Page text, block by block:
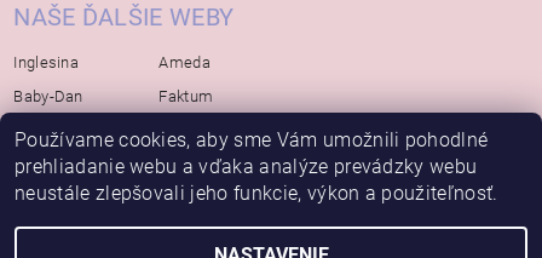
NAŠE ĎALŠIE WEBY
Inglesina
Baby-Dan
Rialto
Bébé-Jou
Avova
Ameda
Faktum
Koelstra
Bambino-Mio
Používame cookies, aby sme Vám umožnili pohodlné
prehliadanie webu a vďaka analýze prevádzky webu
neustále zlepšovali jeho funkcie, výkon a použiteľnosť.